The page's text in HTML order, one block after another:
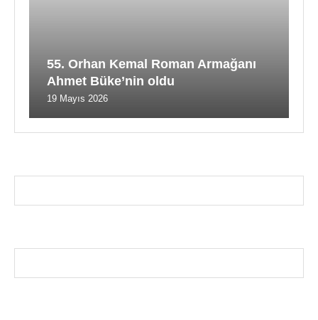
55. Orhan Kemal Roman Armağanı
Ahmet Büke’nin oldu
19 Mayıs 2026